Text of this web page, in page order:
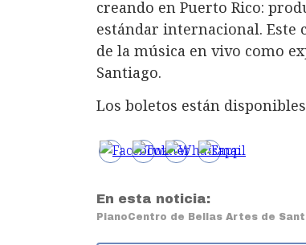
creando en Puerto Rico:
estándar internacional.
de la música en vivo como
Santiago.
Los boletos están
En esta noticia:
PianoCentro de Bellas Artes de